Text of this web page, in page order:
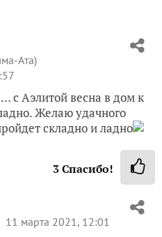
Ата)
с Аэлитой весна в дом к
Желаю удачного
складно и ладно
3Спасибо!
11 марта 2021, 12:01